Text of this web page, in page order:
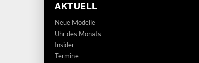
AKTUELL
Neue Modelle
Uhr des Monats
Insider
Termine